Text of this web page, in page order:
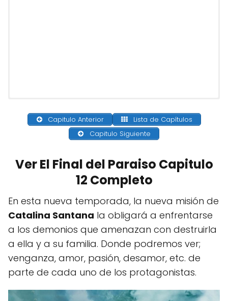
Capitulo Anterior
Lista de Capítulos
Capitulo Siguiente
Ver El Final del Paraiso Capitulo
12 Completo
En esta nueva temporada, la nueva misión de
Catalina Santana la obligará a enfrentarse
a los demonios que amenazan con destruirla
a ella y a su familia. Donde podremos ver;
venganza, amor, pasión, desamor, etc. de
parte de cada uno de los protagonistas.